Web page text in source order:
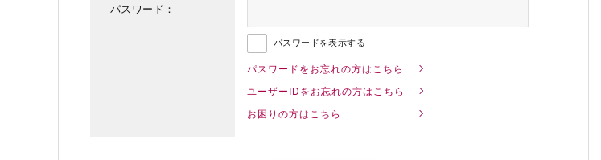
パスワード：
パスワードを表示する
パスワードをお忘れの方はこちら
ユーザーIDをお忘れの方はこちら
お困りの方はこちら